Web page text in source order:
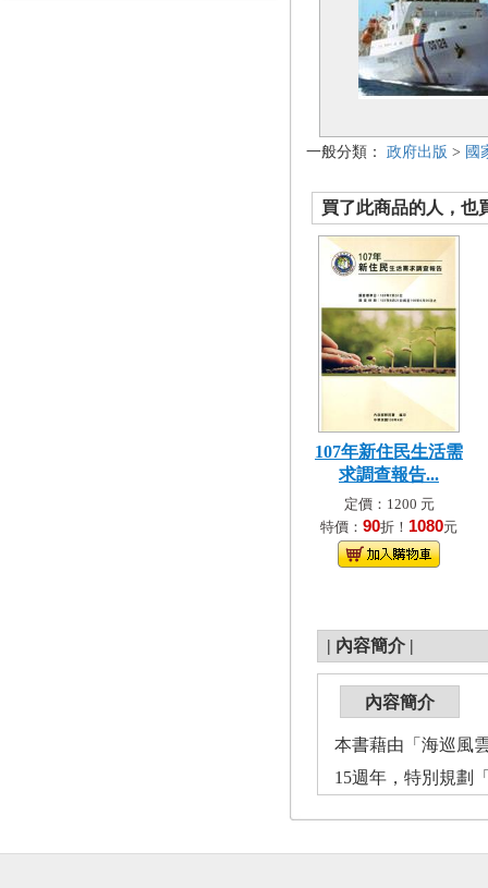
一般分類： 政府出版 > 國
買了此商品的人，也
107年新住民生活需
求調查報告...
定價：1200 元
特價： 90折！ 1080元
| 內容簡介 |
內容簡介
本書藉由「海巡風
15週年，特別規劃